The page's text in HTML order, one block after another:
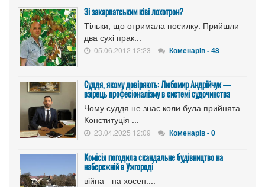
Зі закарпатським ківі лохотрон?
Тільки, що отримала посилку. Прийшли
два сухі прак...
05.06.2012 12:23 Коменарів - 48
Суддя, якому довіряють: Любомир Андрійчук —
взірець професіоналізму в системі судочинства
Чому суддя не знає коли була прийнята
Конституція ...
23.04.2025 12:09 Коменарів - 0
Комісія погодила скандальне будівництво на
набережній в Ужгороді
війна - на хосен....